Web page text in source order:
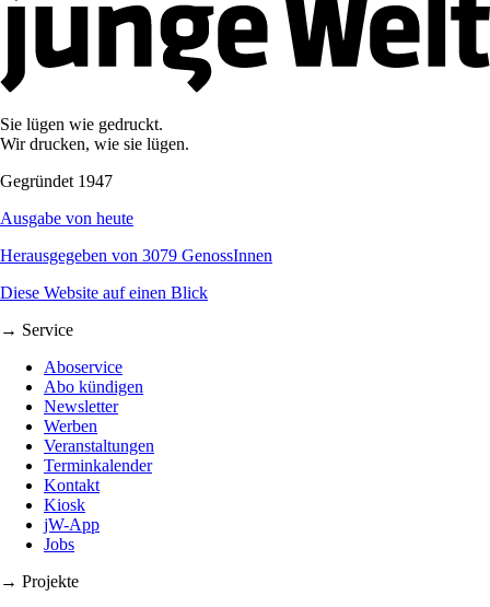
Sie lügen wie gedruckt.
Wir drucken, wie sie lügen.
Gegründet 1947
Ausgabe von heute
Herausgegeben von 3079 GenossInnen
Diese Website auf einen Blick
→ Service
Aboservice
Abo kündigen
Newsletter
Werben
Veranstaltungen
Terminkalender
Kontakt
Kiosk
jW-App
Jobs
→ Projekte